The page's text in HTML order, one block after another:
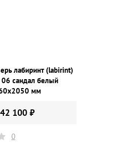
лабиринт (labirint)
06 сандал белый
мм
42 100 ₽
0